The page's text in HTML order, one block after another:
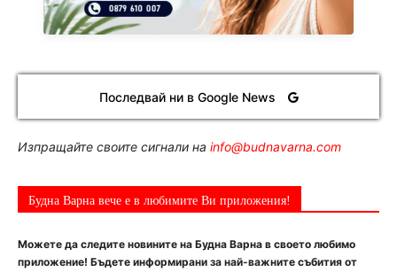
Последвай ни в Google News
Изпращайте своите сигнали на info@budnavarna.com
Будна Варна вече е в любимите Ви приложения!
Можете да следите новините на Будна Варна в своето любимо
приложение! Бъдете информирани за най-важните събития от